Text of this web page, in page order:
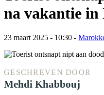
na vakantie
23 maart 2025 - 10:30 -
GESCHREVEN DOOR
Mehdi Khabbouj